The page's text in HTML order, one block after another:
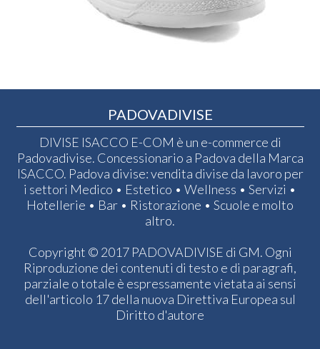
PADOVADIVISE
DIVISE ISACCO E-COM è un e-commerce di
Padovadivise. Concessionario a Padova della Marca
ISACCO. Padova divise: vendita divise da lavoro per
i settori Medico • Estetico • Wellness • Servizi •
Hotellerie • Bar • Ristorazione • Scuole e molto
altro.
Copyright © 2017 PADOVADIVISE di GM. Ogni
Riproduzione dei contenuti di testo e di paragrafi,
parziale o totale è espressamente vietata ai sensi
dell'articolo 17 della nuova Direttiva Europea sul
Diritto d'autore